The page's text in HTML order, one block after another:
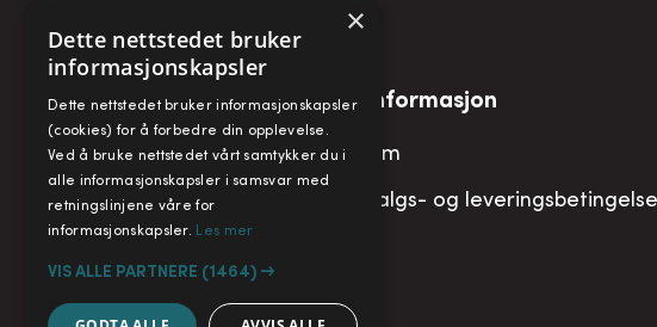
Snarveier
Min konto
Handlekurv
Informasjon
Om
Salgs- og
×
Dette nettstedet bruker
informasjonskapsler
Dette nettstedet bruker informasjonskapsler
(cookies) for å forbedre din opplevelse.
Ved å bruke nettstedet vårt samtykker du i
alle informasjonskapsler i samsvar med
retningslinjene våre for
informasjonskapsler. Les mer
VIS ALLE PARTNERE (1464) →